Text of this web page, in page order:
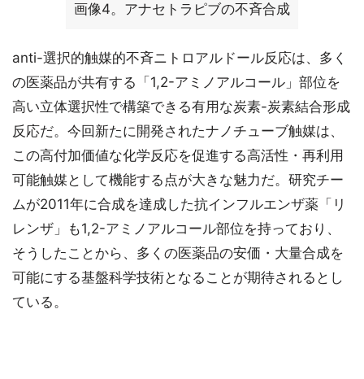
画像4。アナセトラピブの不斉合成
anti-選択的触媒的不斉ニトロアルドール反応は、多く
の医薬品が共有する「1,2-アミノアルコール」部位を
高い立体選択性で構築できる有用な炭素-炭素結合形成
反応だ。今回新たに開発されたナノチューブ触媒は、
この高付加価値な化学反応を促進する高活性・再利用
可能触媒として機能する点が大きな魅力だ。研究チー
ムが2011年に合成を達成した抗インフルエンザ薬「リ
レンザ」も1,2-アミノアルコール部位を持っており、
そうしたことから、多くの医薬品の安価・大量合成を
可能にする基盤科学技術となることが期待されるとし
ている。